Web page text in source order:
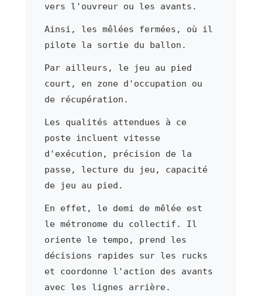
vers l'ouvreur ou les avants.
Ainsi, les mêlées fermées, où il
pilote la sortie du ballon.
Par ailleurs, le jeu au pied
court, en zone d'occupation ou
de récupération.
Les qualités attendues à ce
poste incluent vitesse
d'exécution, précision de la
passe, lecture du jeu, capacité
de jeu au pied.
En effet, le demi de mêlée est
le métronome du collectif. Il
oriente le tempo, prend les
décisions rapides sur les rucks
et coordonne l'action des avants
avec les lignes arrière.